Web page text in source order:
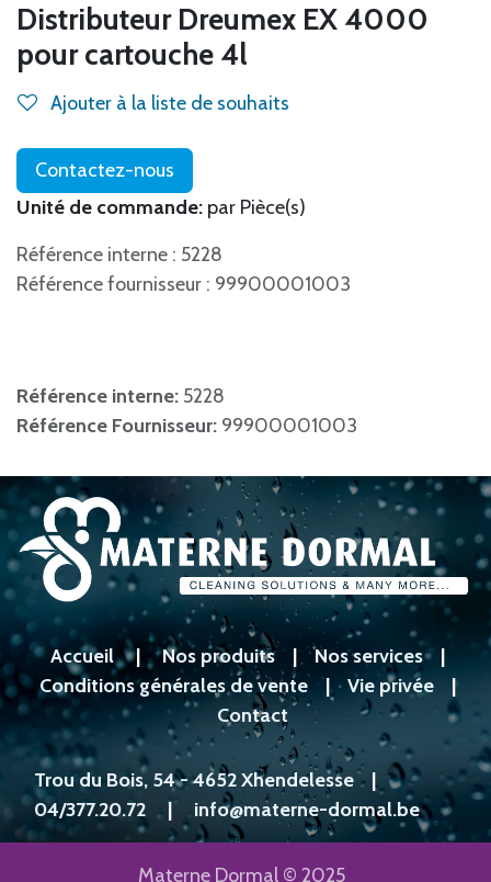
Distributeur Dreumex EX 4000
pour cartouche 4l
Ajouter à la liste de souhaits
Contactez-nous
Unité de commande: par Pièce(s)
Référence interne : 5228
Référence fournisseur : 99900001003
Référence interne: 5228
Référence Fournisseur: 99900001003
Accueil|Nos produits|Nos services|
Conditions générales de vente | Vie privée |
Contact
Trou du Bois, 54 - 4652 Xhendelesse|
04/377.20.72 |info@materne-dormal.be
Materne Dormal © 2025